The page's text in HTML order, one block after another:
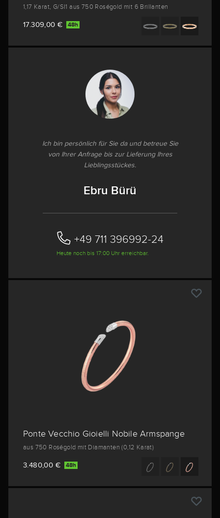
1,17 Karat, G/SI1 aus 750 Roségold mit 6 Brillanten
17.309,00 € 48h
Ich bin persönlich für Sie da und betreue Sie
von Ihrer Anfrage bis zur Lieferung Ihres
Lieblingsstückes.
Ebru Bürü
+49 711 396992-24‬
Heute noch bis 17:00 Uhr erreichbar.
Ponte Vecchio Gioielli Nobile Armspange
aus 750 Roségold mit Diamanten (0,12 Karat)
3.480,00 € 48h